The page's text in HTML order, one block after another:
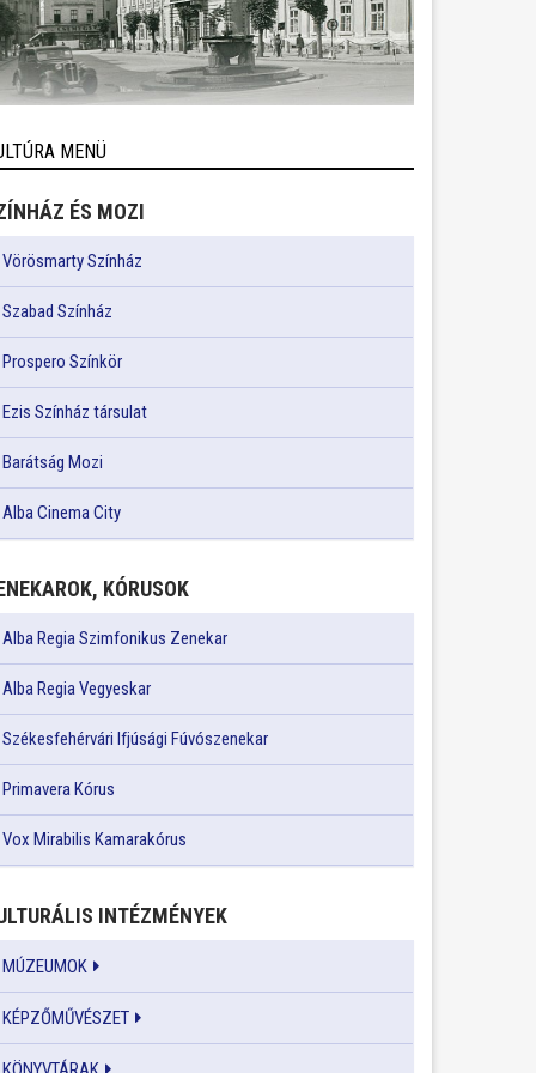
MENÜ
ÉS MOZI
Vörösmarty Színház
Szabad Színház
Prospero Színkör
Ezis Színház társulat
Barátság Mozi
Alba Cinema City
KÓRUSOK
Alba Regia Szimfonikus Zenekar
Alba Regia Vegyeskar
Székesfehérvári Ifjúsági Fúvószenekar
Primavera Kórus
Vox Mirabilis Kamarakórus
INTÉZMÉNYEK
MÚZEUMOK
KÉPZŐMŰVÉSZET